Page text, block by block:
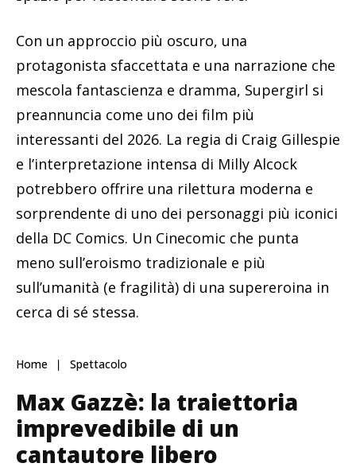
Con un approccio più oscuro, una
protagonista sfaccettata e una narrazione che
mescola fantascienza e dramma, Supergirl si
preannuncia come uno dei film più
interessanti del 2026. La regia di Craig Gillespie
e l’interpretazione intensa di Milly Alcock
potrebbero offrire una rilettura moderna e
sorprendente di uno dei personaggi più iconici
della DC Comics. Un Cinecomic che punta
meno sull’eroismo tradizionale e più
sull’umanità (e fragilità) di una supereroina in
cerca di sé stessa.
Home Spettacolo
Max Gazzè: la traiettoria
imprevedibile di un
cantautore libero